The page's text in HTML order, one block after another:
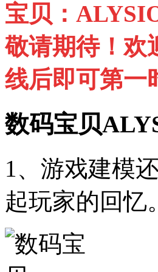
宝贝：
敬请期待！欢
线后即可第一
数码宝贝
1、游戏建模
起玩家的回忆。